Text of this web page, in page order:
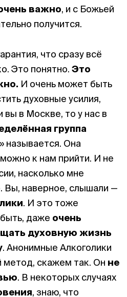
важно, и с Божьей
получится.
что сразу всё
Это понятно. Это
И очень может быть
духовные усилия,
вы в Москве, то у нас в
группа
называется. Она
к нам прийти. И не
насколько мне
Вы, наверное, слышали —
. И это тоже
даже очень
духовную жизнь
. Анонимные Алкоголики
скажем так. Он не
. В некоторых случаях
, знаю, что